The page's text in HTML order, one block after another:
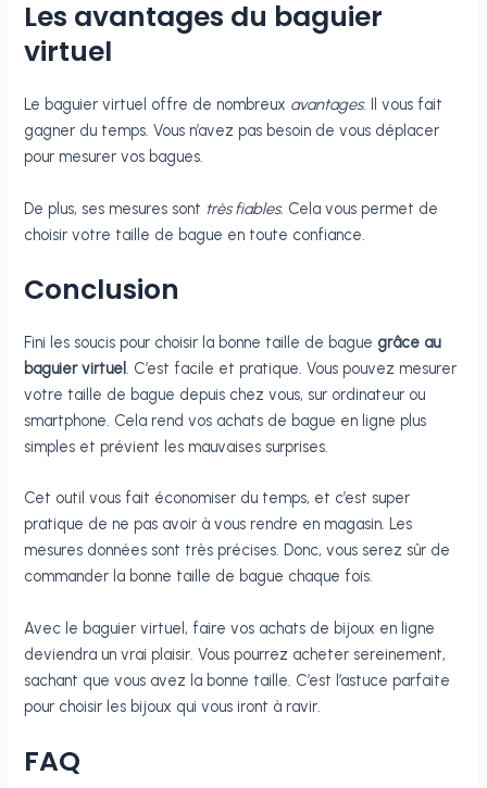
Les avantages du baguier
virtuel
Le baguier virtuel offre de nombreux avantages. Il vous fait
gagner du temps. Vous n’avez pas besoin de vous déplacer
pour mesurer vos bagues.
De plus, ses mesures sont très fiables. Cela vous permet de
choisir votre taille de bague en toute confiance.
Conclusion
Fini les soucis pour choisir la bonne taille de bague grâce au
baguier virtuel. C’est facile et pratique. Vous pouvez mesurer
votre taille de bague depuis chez vous, sur ordinateur ou
smartphone. Cela rend vos achats de bague en ligne plus
simples et prévient les mauvaises surprises.
Cet outil vous fait économiser du temps, et c’est super
pratique de ne pas avoir à vous rendre en magasin. Les
mesures données sont très précises. Donc, vous serez sûr de
commander la bonne taille de bague chaque fois.
Avec le baguier virtuel, faire vos achats de bijoux en ligne
deviendra un vrai plaisir. Vous pourrez acheter sereinement,
sachant que vous avez la bonne taille. C’est l’astuce parfaite
pour choisir les bijoux qui vous iront à ravir.
FAQ